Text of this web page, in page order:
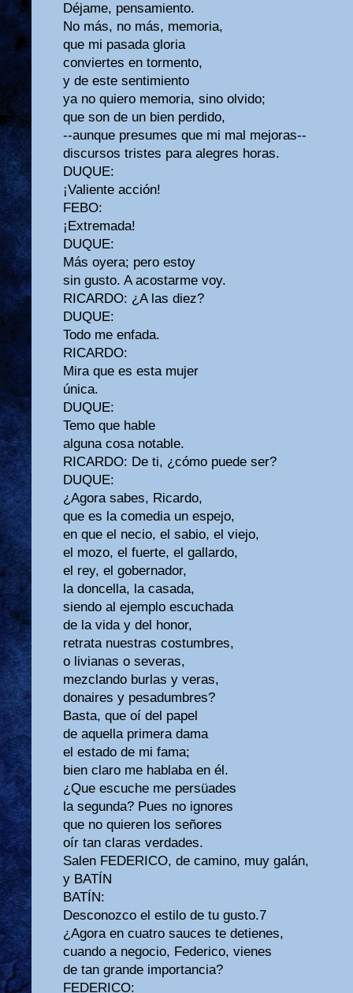
Déjame, pensamiento.
No más, no más, memoria,
que mi pasada gloria
conviertes en tormento,
y de este sentimiento
ya no quiero memoria, sino olvido;
que son de un bien perdido,
--aunque presumes que mi mal mejoras--
discursos tristes para alegres horas.
DUQUE:
¡Valiente acción!
FEBO:
¡Extremada!
DUQUE:
Más oyera; pero estoy
sin gusto. A acostarme voy.
RICARDO: ¿A las diez?
DUQUE:
Todo me enfada.
RICARDO:
Mira que es esta mujer
única.
DUQUE:
Temo que hable
alguna cosa notable.
RICARDO: De ti, ¿cómo puede ser?
DUQUE:
¿Agora sabes, Ricardo,
que es la comedia un espejo,
en que el necio, el sabio, el viejo,
el mozo, el fuerte, el gallardo,
el rey, el gobernador,
la doncella, la casada,
siendo al ejemplo escuchada
de la vida y del honor,
retrata nuestras costumbres,
o livianas o severas,
mezclando burlas y veras,
donaires y pesadumbres?
Basta, que oí del papel
de aquella primera dama
el estado de mi fama;
bien claro me hablaba en él.
¿Que escuche me persüades
la segunda? Pues no ignores
que no quieren los señores
oír tan claras verdades.
Salen FEDERICO, de camino, muy galán,
y BATÍN
BATÍN:
Desconozco el estilo de tu gusto.7
¿Agora en cuatro sauces te detienes,
cuando a negocio, Federico, vienes
de tan grande importancia?
FEDERICO: